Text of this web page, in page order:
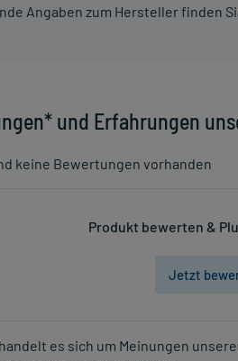
Angaben zum Hersteller finden
und Erfahrungen
keine Bewertungen vorhanden
Produkt bewerten &
Jetzt
es sich um Meinungen